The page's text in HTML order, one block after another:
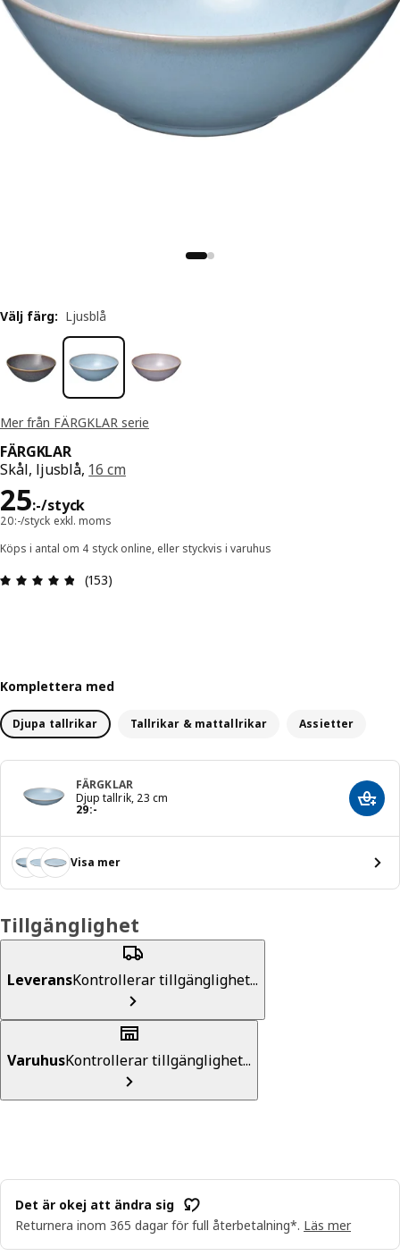
Mer från FÄRGKLAR serie
FÄRGKLAR
Skål, ljusblå, 16 cm
25:-/styck
Pris 25:-/styck
20:-/styck exkl. moms
Köps i antal om 4 styck online, eller styckvis i varuhus
Recension: 4.8 utav 5 stjärnor. Totalt antal
(153)
Välj färg: Ljusblå
Komplettera med
Djupa tallrikar Tallrikar & mattallrikar Assietter
FÄRGKLAR
Djup tallrik, 23 cm
29:-
Pris 29:- Lägg
Visa mer
Tillgänglighet
LeveransKontrollerar tillgänglighet...
VaruhusKontrollerar tillgänglighet...
Det är okej att ändra sig
Returnera inom 365 dagar för full återbetalning*. Läs mer